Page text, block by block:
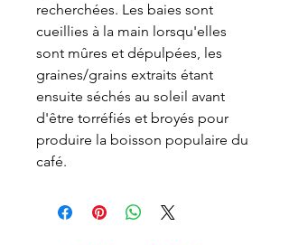
recherchées. Les baies sont
cueillies à la main lorsqu'elles
sont mûres et dépulpées, les
graines/grains extraits étant
ensuite séchés au soleil avant
d'être torréfiés et broyés pour
produire la boisson populaire du
café.